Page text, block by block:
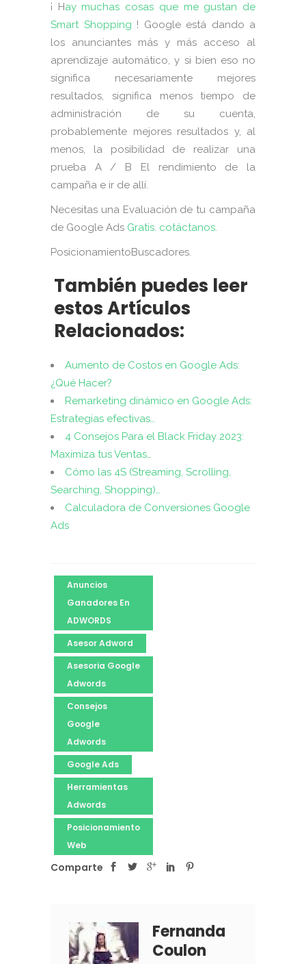
¡ Hay muchas cosas que me gustan de
Smart Shopping ! Google está dando a
los anunciantes más y más acceso al
aprendizaje automático, y si bien eso no
significa necesariamente mejores
resultados, significa menos tiempo de
administración de su cuenta,
probablemente mejores resultados y, al
menos, la posibilidad de realizar una
prueba A / B El rendimiento de la
campaña e ir de allí.
Necesitas una Evaluación de tu campaña
de Google Ads Gratis. cotáctanos.
PosicionamientoBuscadores.
También puedes leer
estos Artículos
Relacionados:
Aumento de Costos en Google Ads:
¿Qué Hacer?
Remarketing dinámico en Google Ads:
Estrategias efectivas…
4 Consejos Para el Black Friday 2023:
Maximiza tus Ventas…
Cómo las 4S (Streaming, Scrolling,
Searching, Shopping)…
Calculadora de Conversiones Google
Ads
Anuncios
Ganadores En
ADWORDS
Asesor Adword
Asesoria Google
Adwords
Consejos
Google
Adwords
Google Ads
Herramientas
Adwords
Posicionamiento
Web
Comparte
Fernanda
Coulon